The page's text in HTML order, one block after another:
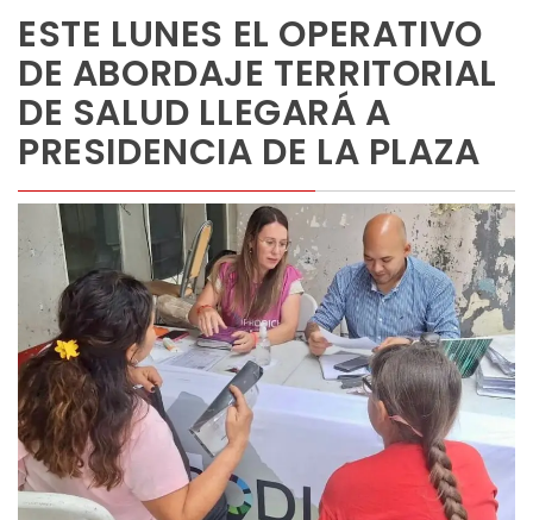
ESTE LUNES EL OPERATIVO
DE ABORDAJE TERRITORIAL
DE SALUD LLEGARÁ A
PRESIDENCIA DE LA PLAZA